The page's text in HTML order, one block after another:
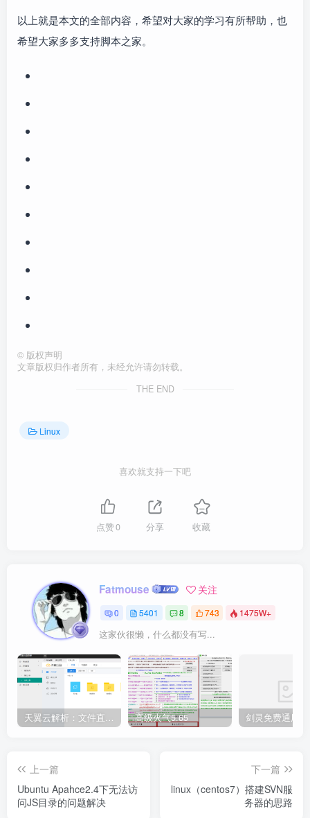
以上就是本文的全部内容，希望对大家的学习有所帮助，也
希望大家多多支持脚本之家。
© 版权声明
文章版权归作者所有，未经允许请勿转载。
THE END
Linux
喜欢就支持一下吧
点赞0 分享 收藏
Fatmouse 关注
0 5401 8 743 1475W+
这家伙很懒，什么都没有写...
天翼云解析：文件直链获取源码 高级火气5.65
上一篇
Ubuntu Apahce2.4下无法访
问JS目录的问题解决
下一篇
linux（centos7）搭建SVN服
务器的思路